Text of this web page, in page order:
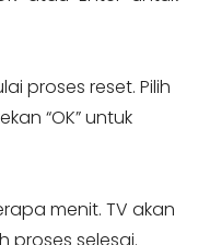
proses reset. Pilih
“OK” untuk
menit. TV akan
proses selesai.